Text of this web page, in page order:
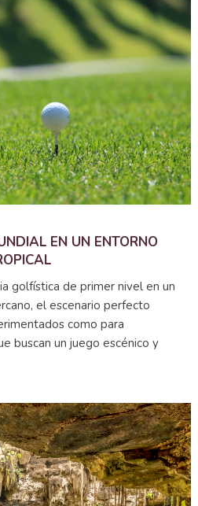
EN UN ENTORNO
golfística de primer nivel en un
el escenario perfecto
como para
buscan un juego escénico y